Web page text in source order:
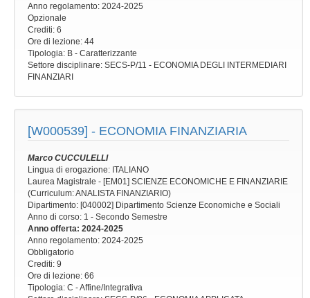
Anno regolamento: 2024-2025
Opzionale
Crediti: 6
Ore di lezione: 44
Tipologia: B - Caratterizzante
Settore disciplinare: SECS-P/11 - ECONOMIA DEGLI INTERMEDIARI
FINANZIARI
[W000539] - ECONOMIA FINANZIARIA
Marco CUCCULELLI
Lingua di erogazione: ITALIANO
Laurea Magistrale - [EM01] SCIENZE ECONOMICHE E FINANZIARIE
(Curriculum: ANALISTA FINANZIARIO)
Dipartimento: [040002] Dipartimento Scienze Economiche e Sociali
Anno di corso: 1 - Secondo Semestre
Anno offerta: 2024-2025
Anno regolamento: 2024-2025
Obbligatorio
Crediti: 9
Ore di lezione: 66
Tipologia: C - Affine/Integrativa